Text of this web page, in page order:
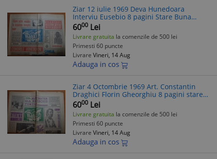
Ziar 12 iulie 1969 Deva Hunedoara
Interviu Eusebio 8 pagini Stare Buna
Piesa Din Foto
6000 Lei
Livrare gratuita la comenzile de 500 lei
Primesti 60 puncte
Livrare Vineri, 14 Aug
Adauga in cos
Ziar 4 Octombrie 1969 Art. Constantin
Draghici Florin Gheorghiu 8 pagini stare
buna
6000 Lei
Livrare gratuita la comenzile de 500 lei
Primesti 60 puncte
Livrare Vineri, 14 Aug
Adauga in cos